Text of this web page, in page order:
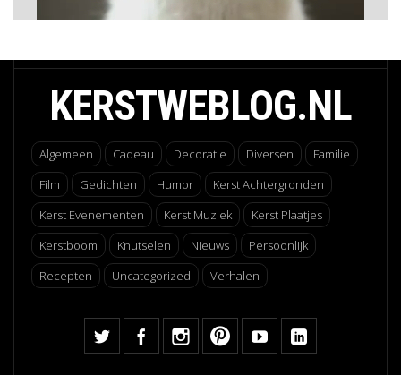
KERSTWEBLOG.NL
Algemeen Cadeau Decoratie Diversen
Familie
Film
Gedichten Humor
Kerst Achtergronden
Kerst Evenementen
Kerst Muziek
Kerst Plaatjes
Kerstboom
Knutselen Nieuws
Persoonlijk
Recepten
Uncategorized Verhalen